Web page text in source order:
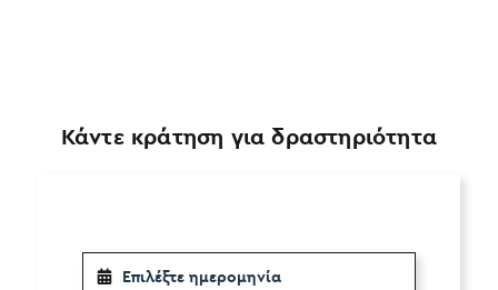
Κάντε κράτηση για δραστηριότητα